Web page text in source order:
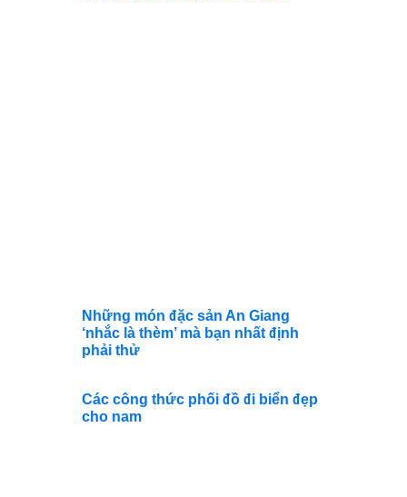
Những món đặc sản An Giang
‘nhắc là thèm’ mà bạn nhất định
phải thử
Các công thức phối đồ đi biển đẹp
cho nam